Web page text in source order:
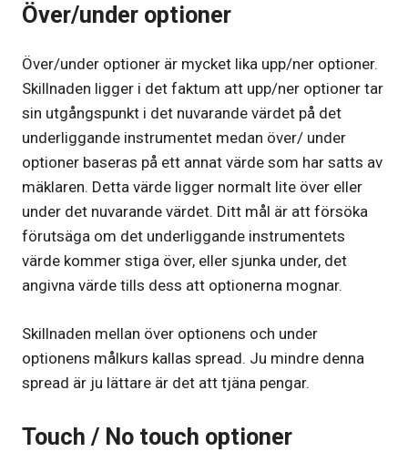
Över/under optioner
Över/under optioner är mycket lika upp/ner optioner.
Skillnaden ligger i det faktum att upp/ner optioner tar
sin utgångspunkt i det nuvarande värdet på det
underliggande instrumentet medan över/ under
optioner baseras på ett annat värde som har satts av
mäklaren. Detta värde ligger normalt lite över eller
under det nuvarande värdet. Ditt mål är att försöka
förutsäga om det underliggande instrumentets
värde kommer stiga över, eller sjunka under, det
angivna värde tills dess att optionerna mognar.
Skillnaden mellan över optionens och under
optionens målkurs kallas spread. Ju mindre denna
spread är ju lättare är det att tjäna pengar.
Touch / No touch optioner